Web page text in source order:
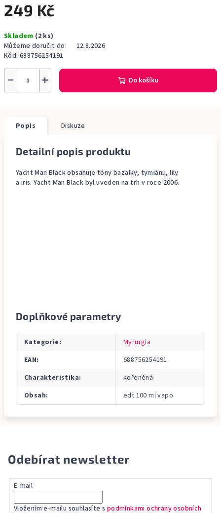
249 Kč
cena:
Skladem (2 ks)
Můžeme doručit do:
12.8.2026
Kód: 688756254191
+
− Do košíku
Popis Diskuze
Detailní popis produktu
Yacht Man Black obsahuje tóny bazalky, tymiánu, lily
a iris. Yacht Man Black byl uveden na trh v roce 2006.
Doplňkové parametry
Kategorie:
Myrurgia
EAN:
688756254191
Charakteristika:
kořeněná
Obsah: edt 100 ml vapo
Odebírat newsletter
E-mail
Vložením e-mailu souhlasíte s podmínkami ochrany osobních